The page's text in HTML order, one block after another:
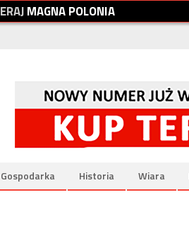
ERAJMAGNAPOLONIA
Gospodarka Historia Wiara